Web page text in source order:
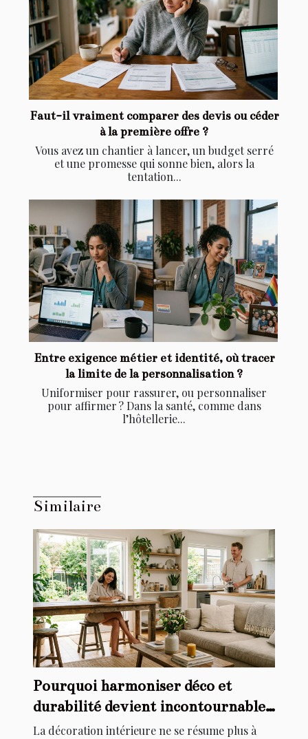
Faut-il vraiment comparer des devis ou céder
à la première offre ?
Vous avez un chantier à lancer, un budget serré
et une promesse qui sonne bien, alors la
tentation...
Entre exigence métier et identité, où tracer
la limite de la personnalisation ?
Uniformiser pour rassurer, ou personnaliser
pour affirmer ? Dans la santé, comme dans
l’hôtellerie...
Similaire
Pourquoi harmoniser déco et
durabilité devient incontournable
chez soi
La décoration intérieure ne se résume plus à